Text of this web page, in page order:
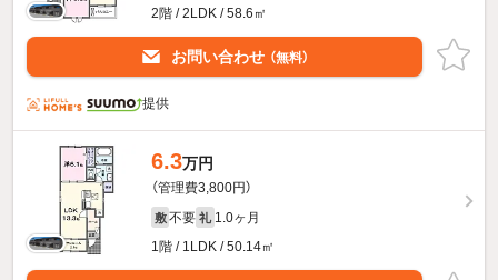
2階 / 2LDK / 58.6㎡
お問い合わせ （無料）
提供
6.3万円
（管理費3,800円）
敷 不要 礼 1.0ヶ月
1階 / 1LDK / 50.14㎡